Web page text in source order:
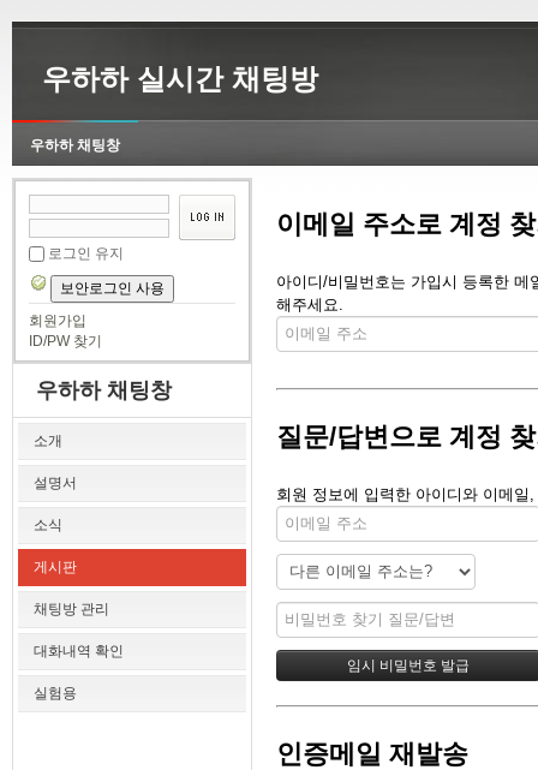
우하하 실시간 채팅방
우하하 채팅창
로그인 유지
보안로그인 사용
회원가입
ID/PW 찾기
우하하 채팅창
소개
설명서
소식
게시판
채팅방 관리
대화내역 확인
실험용
이메일 주소로 계정
아이디/비밀번호는 가입시 등록한
해주세요.
질문/답변으로 계정
회원 정보에 입력한 아이디와 이메
인증메일 재발송